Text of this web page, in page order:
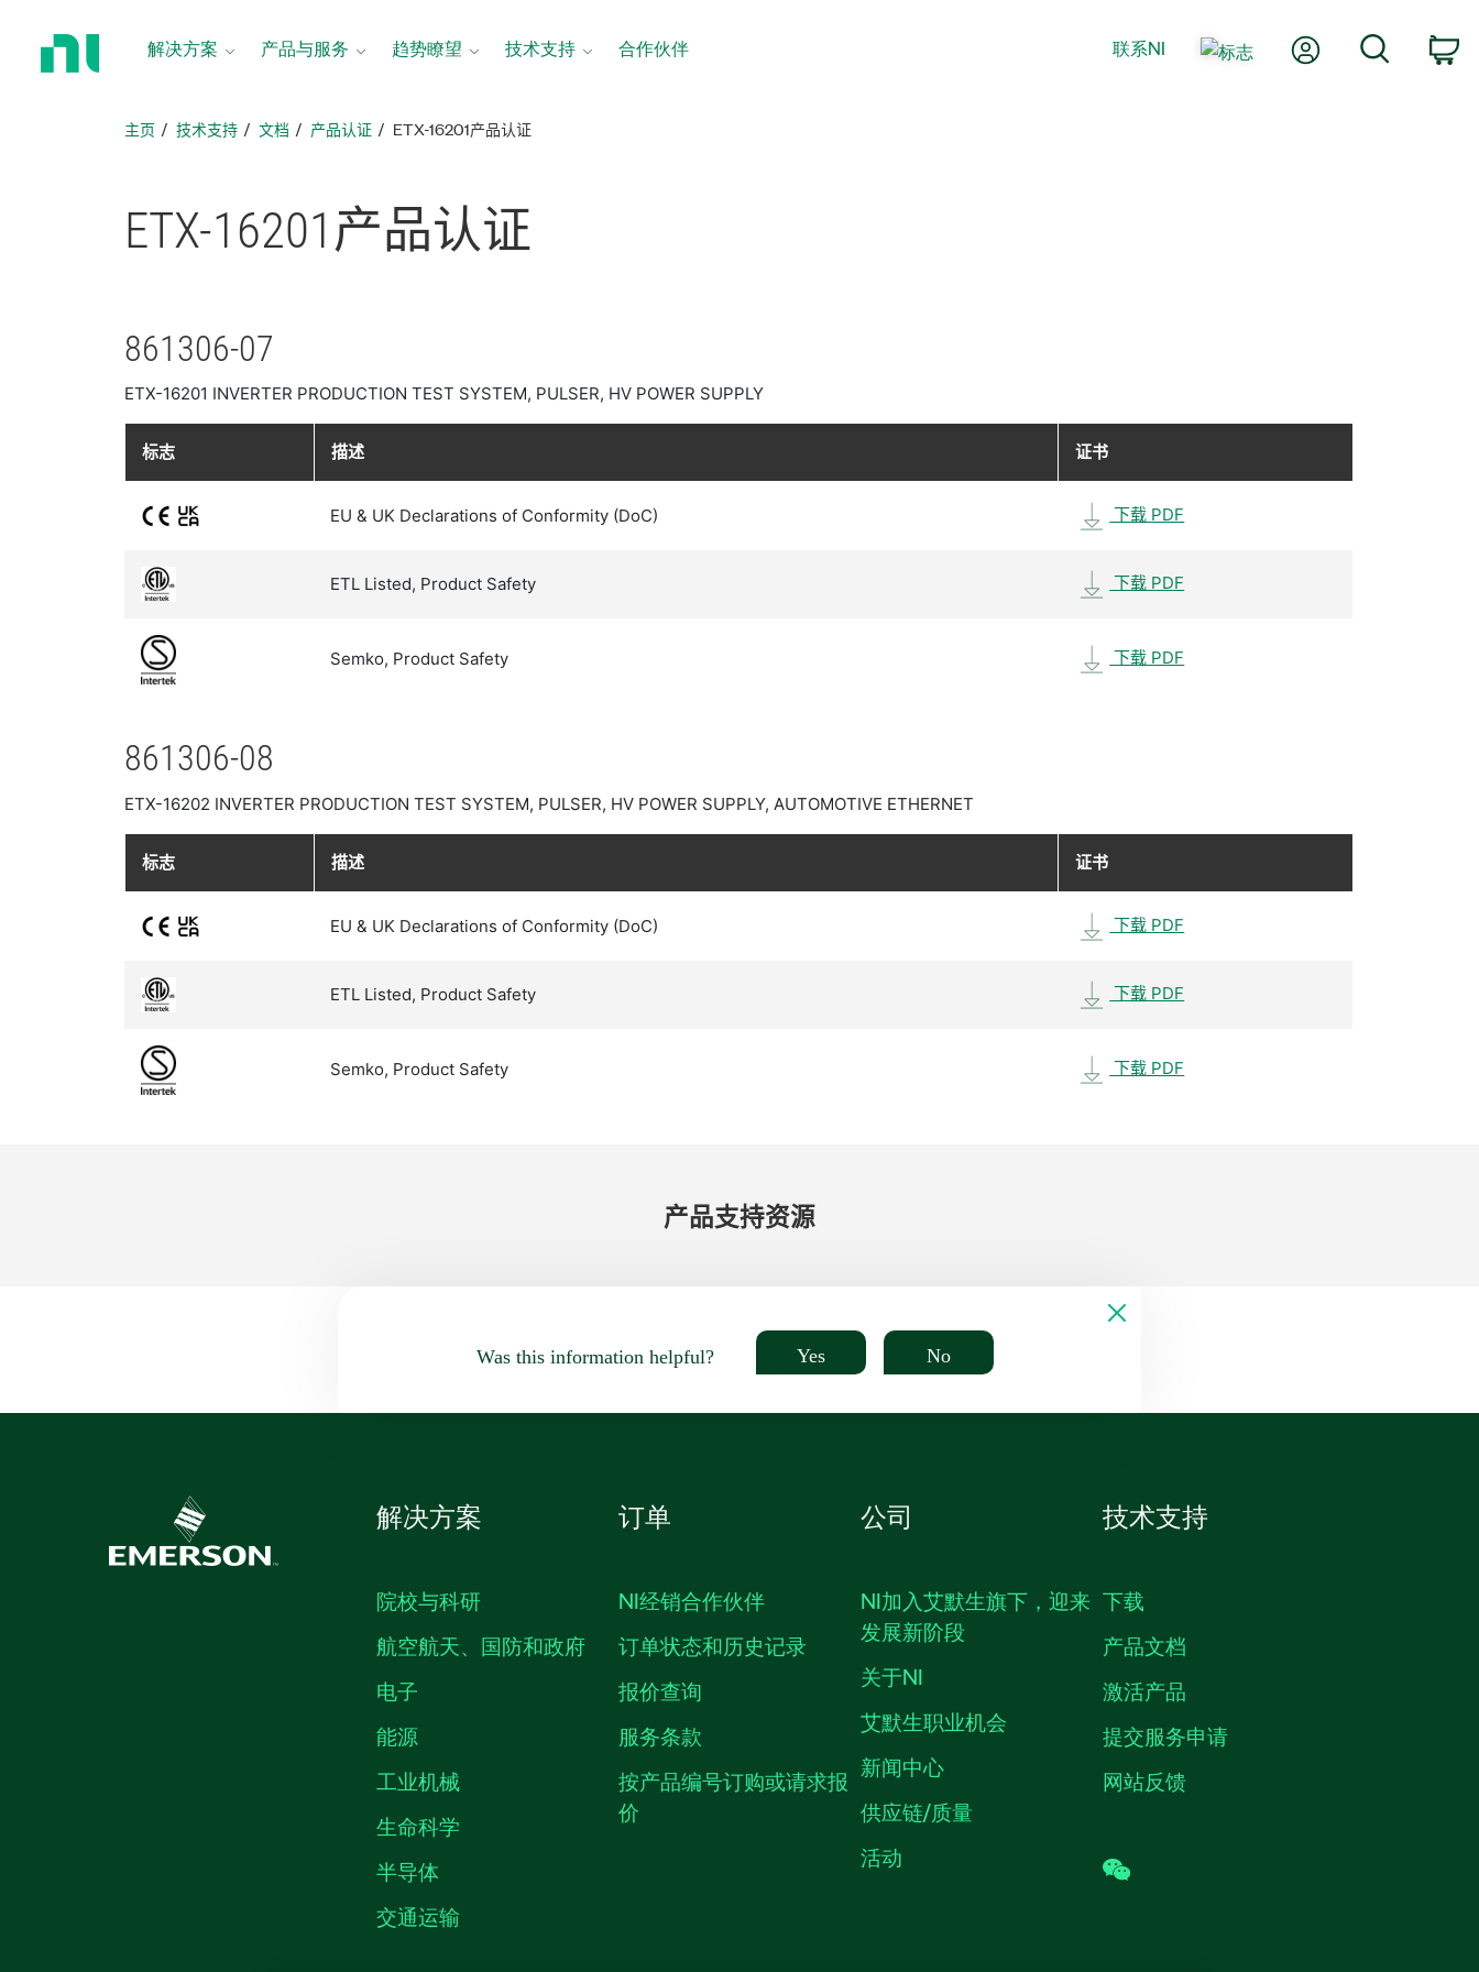
解决方案 产品与服务 趋势瞭望 技术支持 合作伙伴 联系NI 我的账户
主页 技术支持 文档 产品认证 ETX-16201产品认证
ETX-16201产品认证
861306-07
ETX-16201 INVERTER PRODUCTION TEST SYSTEM, PULSER, HV POWER SUPPLY
标志 描述 证书
EU & UK Declarations of Conformity (DoC) 下载 PDF
ETL Listed, Product Safety 下载 PDF
Semko, Product Safety 下载 PDF
861306-08
ETX-16202 INVERTER PRODUCTION TEST SYSTEM, PULSER, HV POWER SUPPLY, AUTOMOTIVE ETHERNET
标志 描述 证书
EU & UK Declarations of Conformity (DoC) 下载 PDF
ETL Listed, Product Safety 下载 PDF
Semko, Product Safety 下载 PDF
产品​支持​资源
Was this information helpful? Yes No
解决方案
院校与科研
航空航天、国防和政府
电子
能源
工业机械
生命科学
半导体
交通运输
订单
NI经销合作伙伴
订单状态和历史记录
报价查询
服务条款
按产品编号订购或请求报
价
公司
NI加入艾默生旗下，迎来
发展新阶段
关于NI
艾默生职业机会
新闻中心
供应链/质量
活动
技术支持
下载
产品文档
激活产品
提交服务申请
网站反馈
wechat